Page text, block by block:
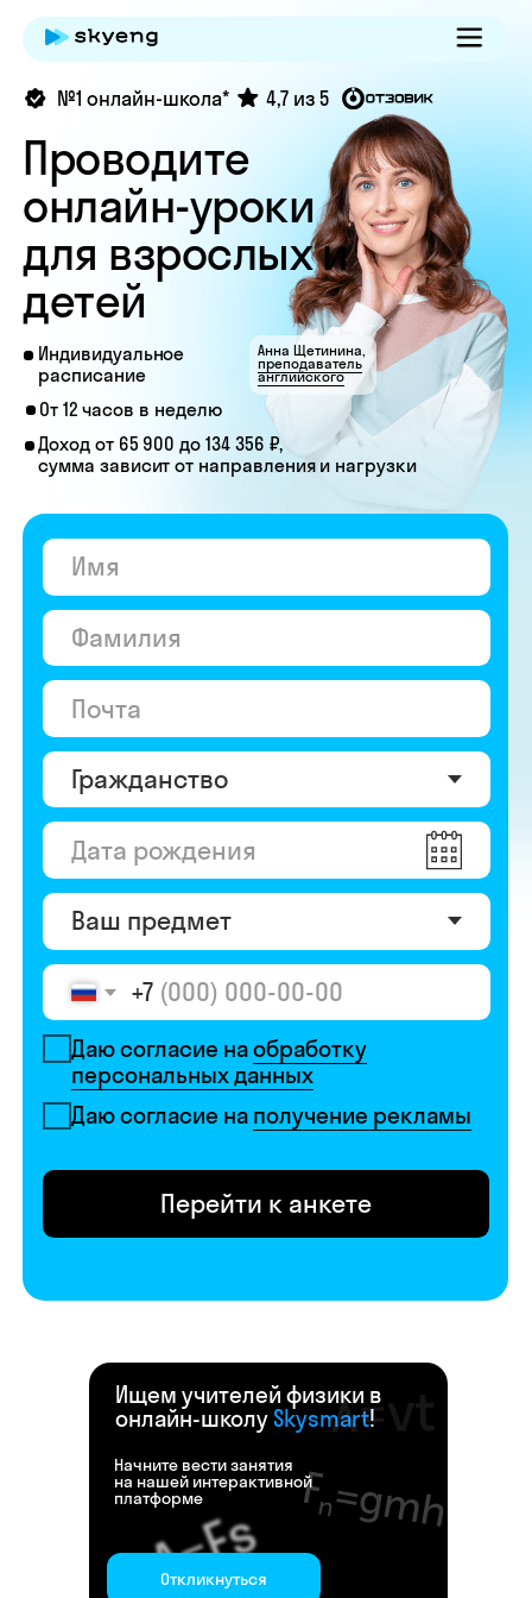
Индивидуальное
расписание
От 12 часов в неделю
Доход от 65 900 до 134 356 ₽,
сумма зависит от направления и нагрузки
4,7 из 5
Проводите
онлайн-уроки
для взрослых и
детей
Даю согласие наобработку
Даю согласие наполучение рекламы
Перейти к анкете
Анна Щетинина,
преподаватель
Ищем учителей физики в
онлайн-школуSkysmart!
Начните вести занятия
на нашей интерактивной
платформе
Откликнуться